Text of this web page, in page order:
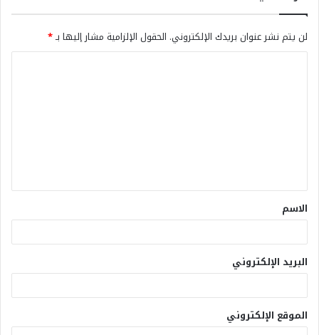
لن يتم نشر عنوان بريدك الإلكتروني. الحقول الإلزامية مشار إليها بـ*
الاسم
البريد الإلكتروني
الموقع الإلكتروني